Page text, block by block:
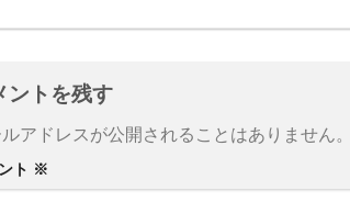
ントを残す
ルアドレスが公開されることはありません。
ト ※